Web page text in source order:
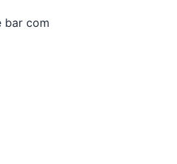
bar com